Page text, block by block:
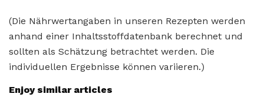
(Die Nährwertangaben in unseren Rezepten werden
anhand einer Inhaltsstoffdatenbank berechnet und
sollten als Schätzung betrachtet werden. Die
individuellen Ergebnisse können variieren.)
Enjoy similar articles